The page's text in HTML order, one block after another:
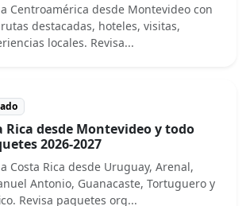
Centroamérica desde Montevideo con
destacadas, hoteles, visitas,
locales. Revisa...
Rica desde Montevideo y todo
2026-2027
Costa Rica desde Uruguay, Arenal,
Antonio, Guanacaste, Tortuguero y
Revisa paquetes org...